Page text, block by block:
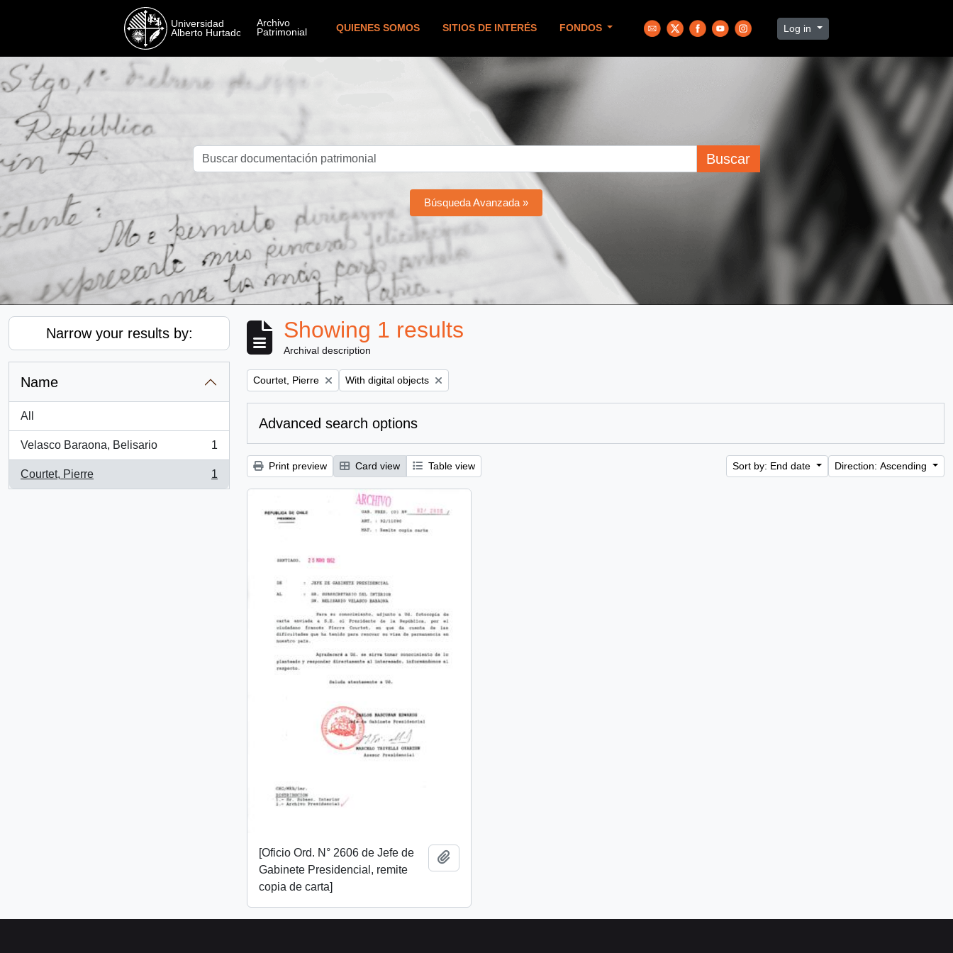
QUIENES SOMOS SITIOS DE INTERÉS FONDOS Log in
Buscar
Búsqueda Avanzada »
Narrow your results by:
Name
All
Velasco Baraona, Belisario
, 1 results
1
Courtet, Pierre
, 1 results
1
Showing 1 results
Archival description
Remove filter:
Courtet, Pierre Remove filter:
With digital objects
Advanced search options
Print preview Card view Table view Sort by: End date Direction: Ascending
[Oficio Ord. N° 2606 de Jefe de
Gabinete Presidencial, remite
copia de carta]